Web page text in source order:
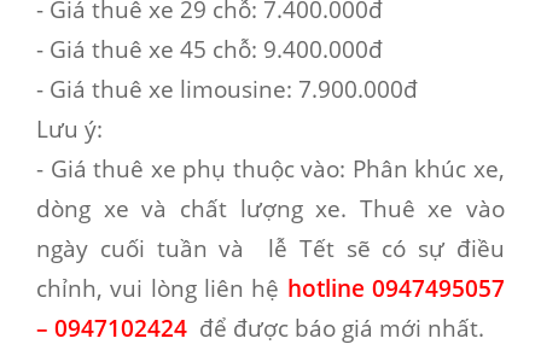
- Giá thuê xe 29 chỗ: 7.400.000đ
- Giá thuê xe 45 chỗ: 9.400.000đ
- Giá thuê xe limousine: 7.900.000đ
Lưu ý:
- Giá thuê xe phụ thuộc vào: Phân khúc xe,
dòng xe và chất lượng xe. Thuê xe vào
ngày cuối tuần và lễ Tết sẽ có sự điều
chỉnh, vui lòng liên hệ hotline0947495057
– 0947102424 để được báo giá mới nhất.